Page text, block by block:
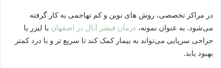
در مراکز تخصصی، روش‌ های نوین و کم‌ تهاجمی به کار گرفته
می‌شود. به عنوان نمونه، درمان فیشر آنال در اصفهان با لیزر یا
جراحی سرپایی می‌تواند به بیمار کمک کند تا سریع‌ تر و با درد کمتر
بهبود یابد.